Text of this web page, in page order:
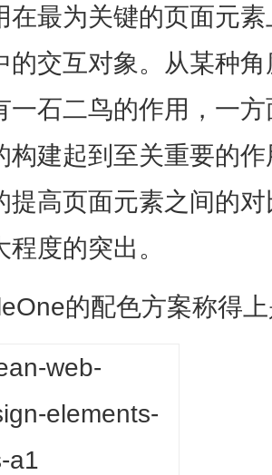
在最为关键的页面元
的交互对象。从某种
一石二鸟的作用，一
构建起到至关重要的
提高页面元素之间的
程度的突出。
的配色方案称得